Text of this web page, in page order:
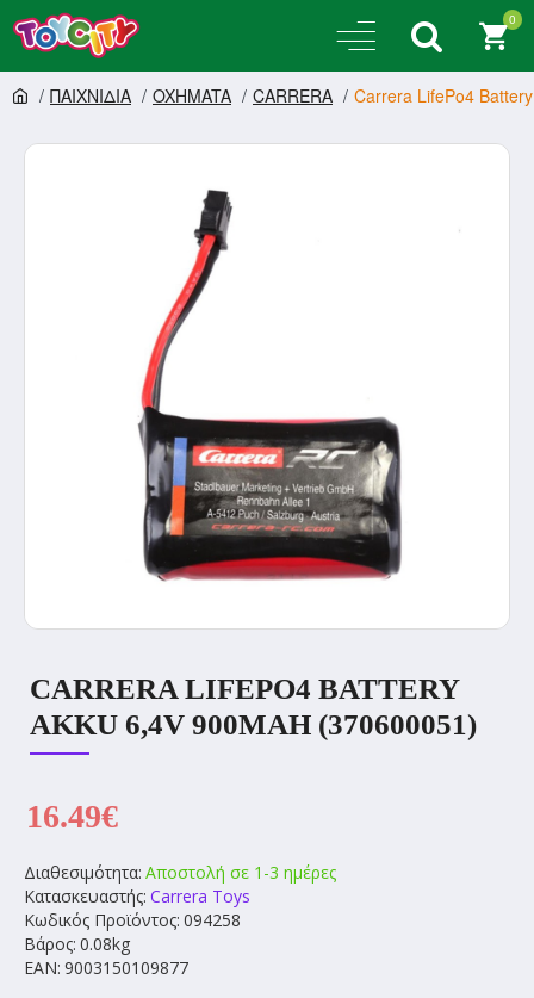
0
ΠΑΙΧΝΙΔΙΑ OXHMATA CARRERA Carrera LifePo4
CARRERA LIFEPO4 BATTERY
AKKU 6,4V 900MAH (370600051)
Διαθεσιμότητα: Αποστολή σε 1-3 ημέρες
Κατασκευαστής: Carrera Toys
Κωδικός Προϊόντος: 094258
Βάρος: 0.08kg
EAN: 9003150109877
16.49€